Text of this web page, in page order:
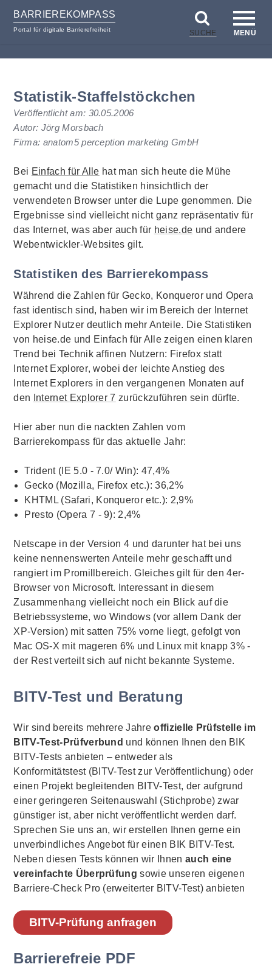
BARRIEREKOMPASS
Portal für digitale Barrierefreiheit SUCHE MENÜ
Statistik-Staffelstöckchen
Veröffentlicht am: 30.05.2006
Autor: Jörg Morsbach
Firma: anatom5 perception marketing GmbH
Bei Einfach für Alle hat man sich heute die Mühe
gemacht und die Statistiken hinsichtlich der
verwendeten Browser unter die Lupe genommen. Die
Ergebnisse sind vielleicht nicht ganz repräsentativ für
das Internet, was aber auch für heise.de und andere
Webentwickler-Websites gilt.
Statistiken des Barrierekompass
Während die Zahlen für Gecko, Konquerorund Opera
fast identisch sind, haben wir im Bereich der Internet
ExplorerNutzer deutlich mehr Anteile. Die Statistiken
von heise.de und Einfach für Alle zeigen einen klaren
Trend bei Technik affinen Nutzern: Firefoxstatt
Internet Explorer, wobei der leichte Anstieg des
Internet Explorers in den vergangenen Monaten auf
den
Internet Explorer 7 zurückzuführen sein dürfte.
Hier aber nun die nackten Zahlen vom
Barrierekompass für das aktuelle Jahr:
Trident(IE 5.0 - 7.0/ Win): 47,4%
Gecko (Mozilla, Firefox etc.): 36,2%
KHTML (Safari, Konqueror etc.): 2,9%
Presto (Opera 7 - 9): 2,4%
Netscapein der Version 4 und darunter hat bei uns
keine nennenswerten Anteile mehr geschafft und
rangiert im Promillbereich. Gleiches gilt für den 4er-
Browser von Microsoft. Interessant in diesem
Zusammenhang vielleicht noch ein Blick auf die
Betriebssysteme, wo Windows (vor allem Dank der
XP-Version) mit satten 75% vorne liegt, gefolgt von
Mac OS-X mit mageren 6% und Linux mit knapp 3% -
der Rest verteilt sich auf nicht bekannte Systeme.
BITV-Test und Beratung
Wir sind bereits mehrere Jahreoffizielle Prüfstelle im
BITV-Test-Prüfverbund und können Ihnen den BIK
BITV-Tests anbieten – entweder als
Konformitätstest (BITV-Test zur Veröffentlichung) oder
einen Projekt begleitenden BITV-Test, der aufgrund
einer geringeren Seitenauswahl (Stichprobe) zwar
günstiger ist, aber nicht veröffentlicht werden darf.
Sprechen Sie uns an, wir erstellen Ihnen gerne ein
unverbindliches Angebot für einen BIK BITV-Test.
Neben diesen Tests können wir Ihnen auch eine
vereinfachte Überprüfung sowie unseren eigenen
Barriere-Check Pro (erweiterter BITV-Test) anbieten
BITV-Prüfung anfragen
Barrierefreie PDF